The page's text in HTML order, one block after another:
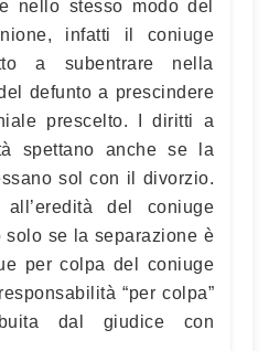
nello stesso modo del
infatti il coniuge
a subentrare nella
defunto a prescindere
prescelto. I diritti a
spettano anche se la
sol con il divorzio.
del coniuge
solo se la separazione è
per colpa del coniuge
“per colpa”
dal giudice con